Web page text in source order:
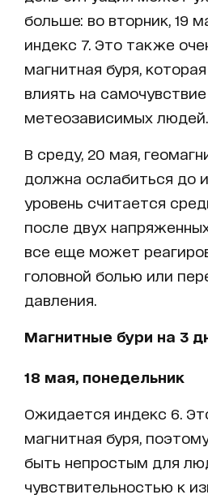
больше: во вторник, 19
индекс 7. Это также
магнитная буря,
влиять на самочувствие
метеозависимых людей.
В среду, 20 мая,
должна ослабиться до
уровень считается
после двух
все еще может
головной болью или
давления.
Магнитные бури на 3
18 мая, понедельник
Ожидается индекс 6.
магнитная буря,
быть непростым для
чувствительностью к